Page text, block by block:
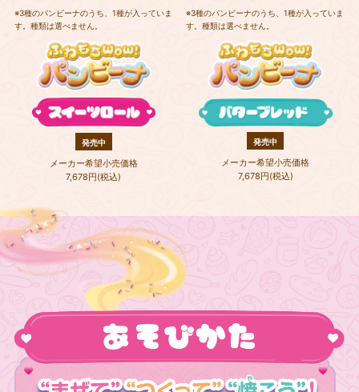
※3種のパンビーナのうち、1種が入っていま
す。種類は選べません。
発売中
メーカー希望小売価格
7,678円(税込)
※3種のパンビーナのうち、1種が入っていま
す。種類は選べません。
発売中
メーカー希望小売価格
7,678円(税込)